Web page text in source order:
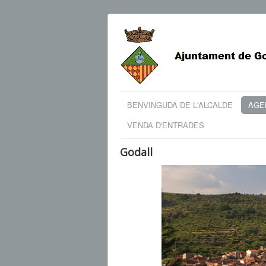
BENVINGUDA DE L'ALCALDE
VENDA D'ENTRADES
Godall